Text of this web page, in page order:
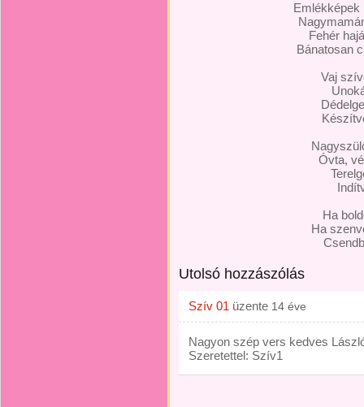
Emlékképek
Fehér
Bánatosan
Vaj
Óvta,
Ha
Ha
Utolsó hozzászólás
Szív 01 üzente 14 éve
Nagyon szép vers kedves
Szeretettel: Szív1